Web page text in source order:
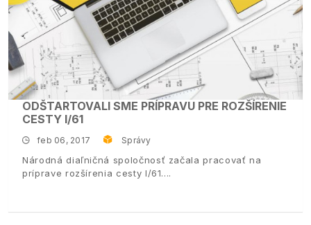
ODŠTARTOVALI SME PRÍPRAVU PRE ROZŠÍRENIE
CESTY I/61
feb 06, 2017 Správy
Národná diaľničná spoločnosť začala pracovať na
príprave rozšírenia cesty I/61.